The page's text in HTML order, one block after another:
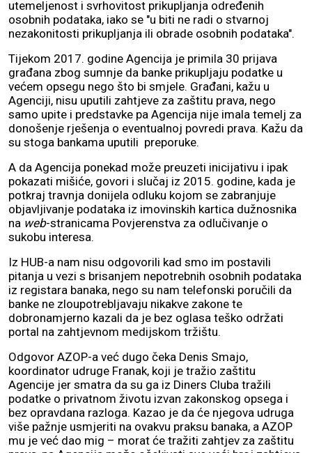
utemeljenost i svrhovitost prikupljanja određenih
osobnih podataka, iako se "u biti ne radi o stvarnoj
nezakonitosti prikupljanja ili obrade osobnih podataka".
Tijekom 2017. godine Agencija je primila 30 prijava
građana zbog sumnje da banke prikupljaju podatke u
većem opsegu nego što bi smjele. Građani, kažu u
Agenciji, nisu uputili zahtjeve za zaštitu prava, nego
samo upite i predstavke pa Agencija nije imala temelj za
donošenje rješenja o eventualnoj povredi prava. Kažu da
su stoga bankama uputili preporuke.
A da Agencija ponekad može preuzeti inicijativu i ipak
pokazati mišiće, govori i slučaj iz 2015. godine, kada je
potkraj travnja donijela odluku kojom se zabranjuje
objavljivanje podataka iz imovinskih kartica dužnosnika
na web-stranicama Povjerenstva za odlučivanje o
sukobu interesa.
Iz HUB-a nam nisu odgovorili kad smo im postavili
pitanja u vezi s brisanjem nepotrebnih osobnih podataka
iz registara banaka, nego su nam telefonski poručili da
banke ne zloupotrebljavaju nikakve zakone te
dobronamjerno kazali da je bez oglasa teško održati
portal na zahtjevnom medijskom tržištu.
Odgovor AZOP-a već dugo čeka Denis Smajo,
koordinator udruge Franak, koji je tražio zaštitu
Agencije jer smatra da su ga iz Diners Cluba tražili
podatke o privatnom životu izvan zakonskog opsega i
bez opravdana razloga. Kazao je da će njegova udruga
više pažnje usmjeriti na ovakvu praksu banaka, a AZOP
mu je već dao mig – morat će tražiti zahtjev za zaštitu